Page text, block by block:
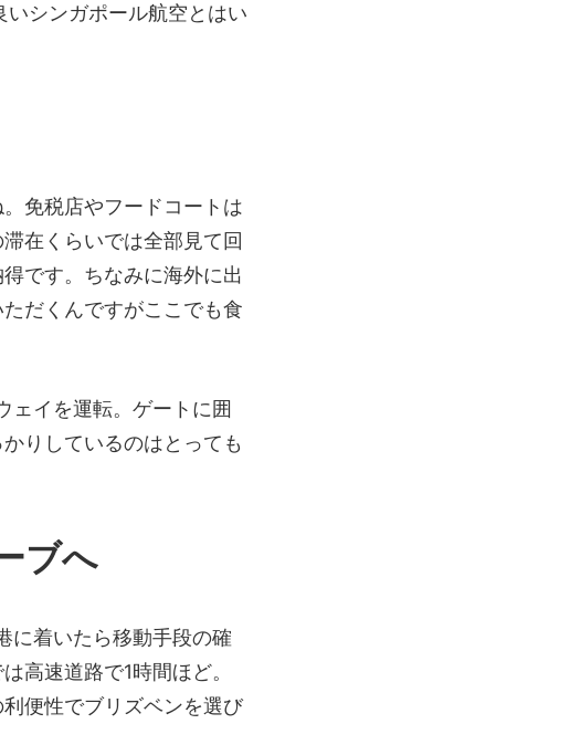
シンガポール航空とはい
免税店やフードコートは
在くらいでは全部見て回
です。ちなみに海外に出
だくんですがここでも食
ェイを運転。ゲートに囲
りしているのはとっても
ブへ
に着いたら移動手段の確
高速道路で1時間ほど。
便性でブリズベンを選び